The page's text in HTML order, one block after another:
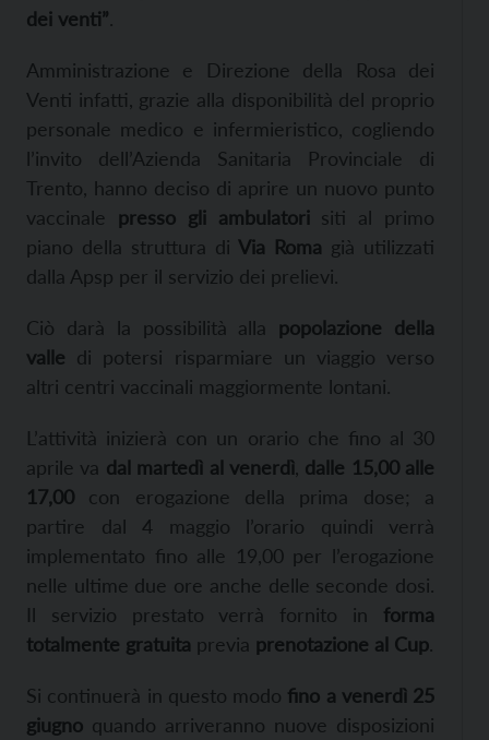
dei venti”.
Amministrazione e Direzione della Rosa dei
Venti infatti, grazie alla disponibilità del proprio
personale medico e infermieristico, cogliendo
l’invito dell’Azienda Sanitaria Provinciale di
Trento, hanno deciso di aprire un nuovo punto
vaccinale presso gli ambulatorisiti al primo
piano della struttura di Via Roma già utilizzati
dalla Apsp per il servizio dei prelievi.
Ciò darà la possibilità alla
popolazione della
valle di potersi risparmiare un viaggio verso
altri centri vaccinali maggiormente lontani.
L’attività inizierà con un orario che fino al 30
aprile va dal martedì al venerdì dalle 15,00 alle
17,00 con erogazione della prima dose; a
partire dal 4 maggio l’orario quindi verrà
implementato fino alle 19,00 per l’erogazione
nelle ultime due ore anche delle seconde dosi.
Il servizio prestato verrà fornito in forma
totalmente gratuita previa prenotazione al Cup.
Si continuerà in questo modo fino a venerdì 25
giugno quando arriveranno nuove disposizioni